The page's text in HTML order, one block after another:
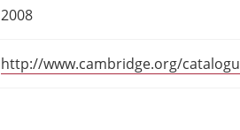
2008
http://www.cambridge.org/